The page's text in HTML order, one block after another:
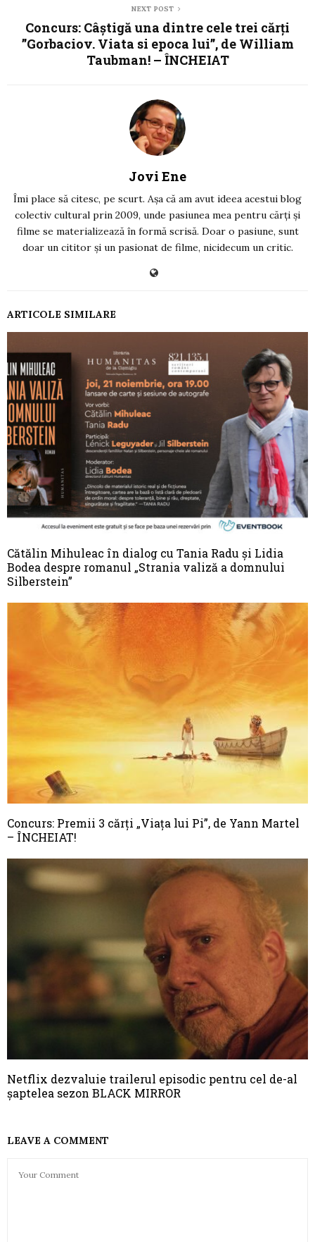
NEXT POST
Concurs: Câștigă una dintre cele trei cărți
”Gorbaciov. Viata si epoca lui”, de William
Taubman! – ÎNCHEIAT
Jovi Ene
Îmi place să citesc, pe scurt. Așa că am avut ideea acestui blog
colectiv cultural prin 2009, unde pasiunea mea pentru cărți și
filme se materializează în formă scrisă. Doar o pasiune, sunt
doar un cititor și un pasionat de filme, nicidecum un critic.
ARTICOLE SIMILARE
Cătălin Mihuleac în dialog cu Tania Radu și Lidia
Bodea despre romanul „Strania valiză a domnului
Silberstein”
Concurs: Premii 3 cărţi „Viaţa lui Pi”, de Yann Martel
– ÎNCHEIAT!
Netflix dezvaluie trailerul episodic pentru cel de-al
șaptelea sezon BLACK MIRROR
LEAVE A COMMENT